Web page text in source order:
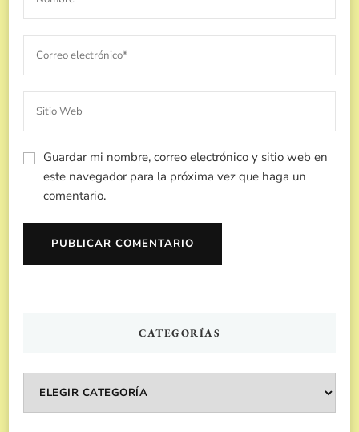
Guardar mi nombre, correo electrónico y sitio web en
este navegador para la próxima vez que haga un
comentario.
CATEGORÍAS
Categorías